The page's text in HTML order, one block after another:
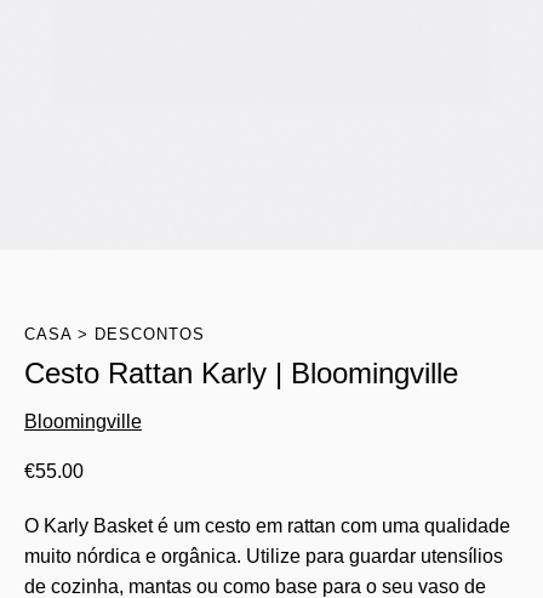
CASA DESCONTOS
Cesto Rattan Karly | Bloomingville
Bloomingville
€55.00
O Karly Basket é um cesto em rattan com uma qualidade
muito nórdica e orgânica. Utilize para guardar utensílios
de cozinha, mantas ou como base para o seu vaso de